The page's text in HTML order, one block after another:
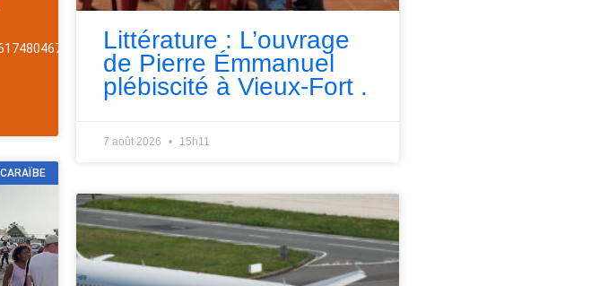
»]NewsAntilles
Littérature : L’ouvrage
de Pierre Émmanuel
plébiscité à Vieux-Fort .
7 août 2026 15h11